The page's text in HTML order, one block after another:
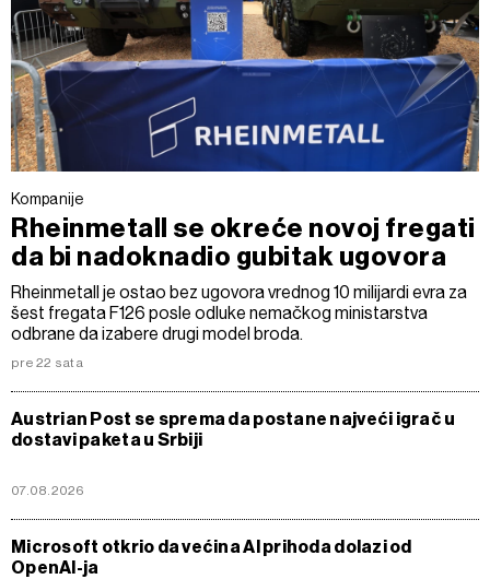
Kompanije
Rheinmetall se okreće novoj fregati
da bi nadoknadio gubitak ugovora
Rheinmetall je ostao bez ugovora vrednog 10 milijardi evra za
šest fregata F126 posle odluke nemačkog ministarstva
odbrane da izabere drugi model broda.
pre 22 sata
Austrian Post se sprema da postane najveći igrač u
dostavi paketa u Srbiji
07.08.2026
Microsoft otkrio da većina AI prihoda dolazi od
OpenAI-ja